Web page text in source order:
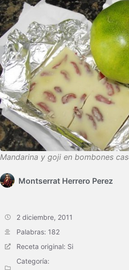
Mandarina y goji en bombones
Montserrat Herrero Perez
2 diciembre, 2011
Palabras: 182
Receta original: Si
Categoría: